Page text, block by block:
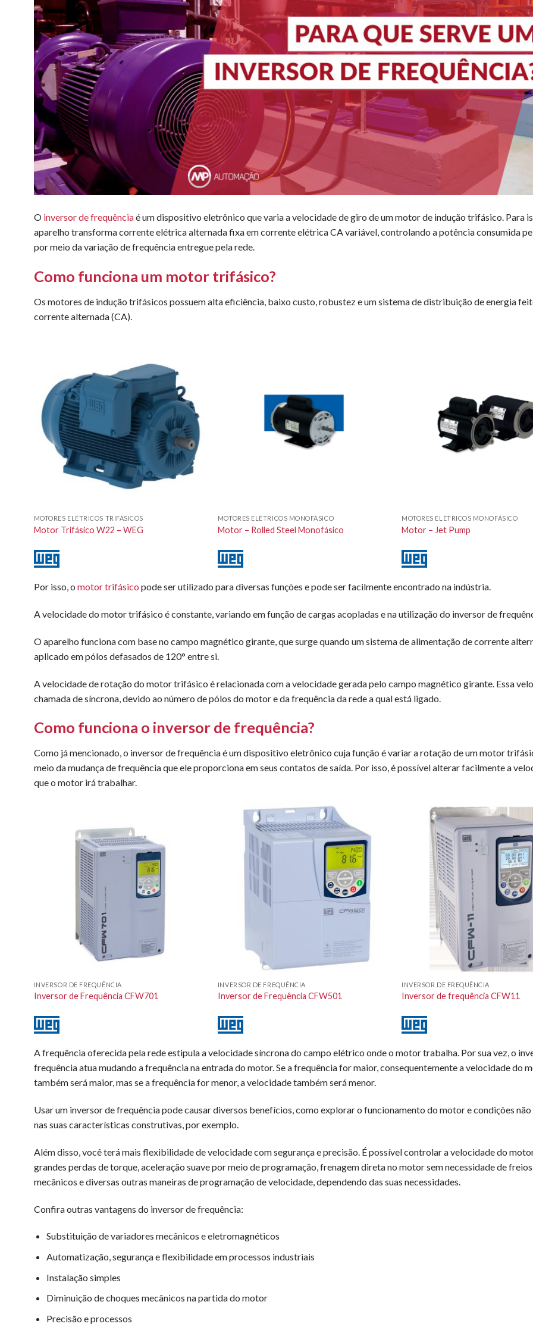
O inversor de frequênciaé um dispositivo eletrônico que varia a velocidade de giro de um motor de indução trifásico. Para
aparelho transforma corrente elétrica alternada fixa em corrente elétrica CA variável, controlando a potência consumida
por meio da variação de frequência entregue pela rede.
Como funciona um motor trifásico?
Os motores de indução trifásicos possuem alta eficiência, baixo custo, robustez e um sistema de distribuição de energia
corrente alternada (CA).
MOTORES ELÉTRICOS TRIFÁSICOS
Motor Trifásico W22 – WEG
MOTORES ELÉTRICOS MONOFÁSICO
Motor – Rolled Steel Monofásico
MOTORES ELÉTRICOS MONOFÁSICO
Motor – Jet Pump
Por isso, o motor trifásico pode ser utilizado para diversas funções e pode ser facilmente encontrado na indústria.
A velocidade do motor trifásico é constante, variando em função de cargas acopladas e na utilização do inversor de
O aparelho funciona com base no campo magnético girante, que surge quando um sistema de alimentação de corrente
aplicado em pólos defasados de 120° entre si.
A velocidade de rotação do motor trifásico é relacionada com a velocidade gerada pelo campo magnético girante. Essa
chamada de síncrona, devido ao número de pólos do motor e da frequência da rede a qual está ligado.
Como funciona o inversor de frequência?
Como já mencionado, o inversor de frequência é um dispositivo eletrônico cuja função é variar a rotação de um motor
meio da mudança de frequência que ele proporciona em seus contatos de saída. Por isso, é possível alterar facilmente a
que o motor irá trabalhar.
INVERSOR DE FREQUÊNCIA
Inversor de Frequência CFW701
INVERSOR DE FREQUÊNCIA
Inversor de Frequência CFW501
INVERSOR DE FREQUÊNCIA
Inversor de frequência CFW11
A frequência oferecida pela rede estipula a velocidade síncrona do campo elétrico onde o motor trabalha. Por sua vez, o
frequência atua mudando a frequência na entrada do motor. Se a frequência for maior, consequentemente a velocidade do
também será maior, mas se a frequência for menor, a velocidade também será menor.
Usar um inversor de frequência pode causar diversos benefícios, como explorar o funcionamento do motor e condições
nas suas características construtivas, por exemplo.
Além disso, você terá mais flexibilidade de velocidade com segurança e precisão. É possível controlar a velocidade do
grandes perdas de torque, aceleração suave por meio de programação, frenagem direta no motor sem necessidade de freios
mecânicos e diversas outras maneiras de programação de velocidade, dependendo das suas necessidades.
Confira outras vantagens do inversor de frequência:
Substituição de variadores mecânicos e eletromagnéticos
Automatização, segurança e flexibilidade em processos industriais
Instalação simples
Diminuição de choques mecânicos na partida do motor
Precisão e processos